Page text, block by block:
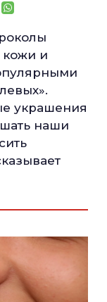
кожи и
украшения
наши